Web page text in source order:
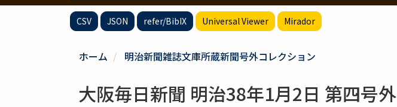
CSV JSON refer/BibIX Universal Viewer Mirador
ホーム 明治新聞雑誌文庫所蔵新聞号外コレクション
大阪毎日新聞 明治38年1月2日 第四号外